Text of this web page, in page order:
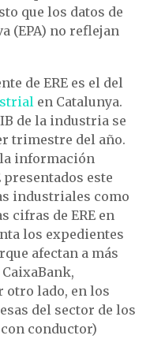
que los datos de
(EPA) no reflejan
de ERE es el del
en Catalunya.
de la industria se
trimestre del año.
la información
presentados este
industriales como
cifras de ERE en
los expedientes
afectan a más
otro lado, en los
del sector de los
conductor)